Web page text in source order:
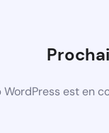
WordPress est en